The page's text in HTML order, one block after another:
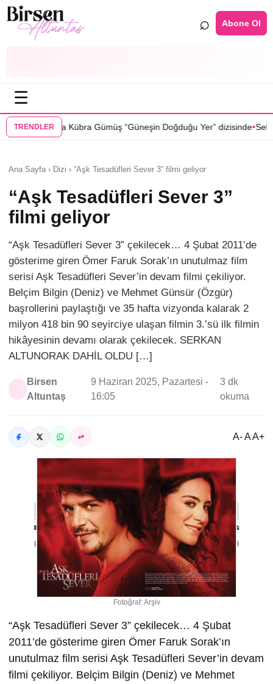
⌕ Abone Ol
☰
TRENDLER
“Güneşin Doğduğu Yer” dizisinde• Selin Türkmen “Karma”
Ana Sayfa › Dizi › “Aşk Tesadüfleri Sever 3” filmi geliyor
“Aşk Tesadüfleri Sever 3”
filmi geliyor
“Aşk Tesadüfleri Sever 3” çekilecek… 4 Şubat 2011’de
gösterime giren Ömer Faruk Sorak’ın unutulmaz film
serisi Aşk Tesadüfleri Sever’in devam filmi çekiliyor.
Belçim Bilgin (Deniz) ve Mehmet Günsür (Özgür)
başrollerini paylaştığı ve 35 hafta vizyonda kalarak 2
milyon 418 bin 90 seyirciye ulaşan filmin 3.’sü ilk filmin
hikâyesinin devamı olarak çekilecek. SERKAN
ALTUNORAK DAHİL OLDU […]
Birsen
Altuntaş
9 Haziran 2025, Pazartesi -
16:05
3 dk
okuma
A- A A+
Fotoğraf: Arşiv
“Aşk Tesadüfleri Sever 3” çekilecek… 4 Şubat
2011’de gösterime giren Ömer Faruk Sorak’ın
unutulmaz film serisi Aşk Tesadüfleri Sever’in devam
filmi çekiliyor. Belçim Bilgin (Deniz) ve Mehmet